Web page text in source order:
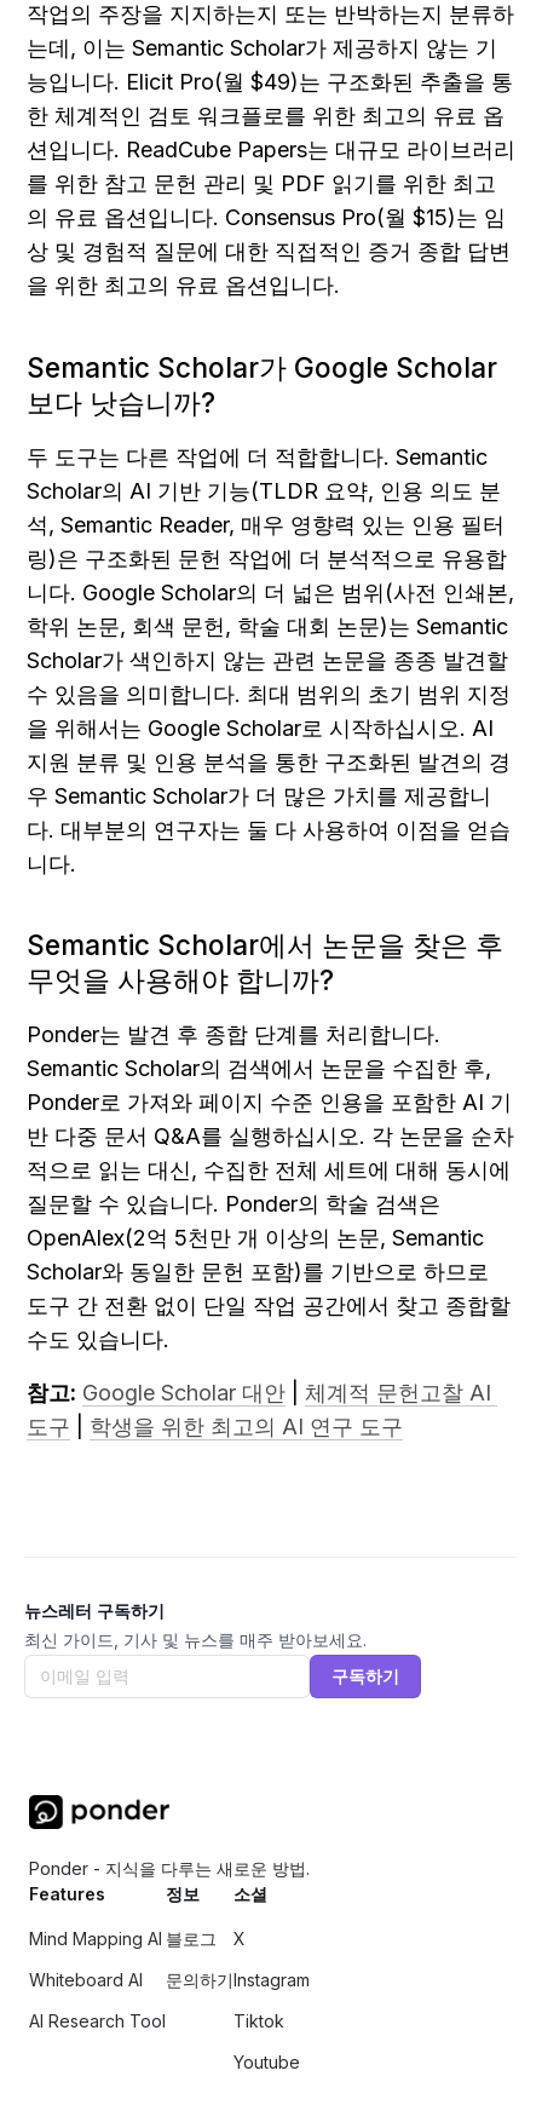
작업의 주장을 지지하는지 또는 반박하는지 분류하
는데, 이는 Semantic Scholar가 제공하지 않는 기
능입니다. Elicit Pro(월 $49)는 구조화된 추출을 통
한 체계적인 검토 워크플로를 위한 최고의 유료 옵
션입니다. ReadCube Papers는 대규모 라이브러리
를 위한 참고 문헌 관리 및 PDF 읽기를 위한 최고
의 유료 옵션입니다. Consensus Pro(월 $15)는 임
상 및 경험적 질문에 대한 직접적인 증거 종합 답변
을 위한 최고의 유료 옵션입니다.
Semantic Scholar가 Google Scholar
보다 낫습니까?
두 도구는 다른 작업에 더 적합합니다. Semantic
Scholar의 AI 기반 기능(TLDR 요약, 인용 의도 분
석, Semantic Reader, 매우 영향력 있는 인용 필터
링)은 구조화된 문헌 작업에 더 분석적으로 유용합
니다. Google Scholar의 더 넓은 범위(사전 인쇄본,
학위 논문, 회색 문헌, 학술 대회 논문)는 Semantic
Scholar가 색인하지 않는 관련 논문을 종종 발견할
수 있음을 의미합니다. 최대 범위의 초기 범위 지정
을 위해서는 Google Scholar로 시작하십시오. AI
지원 분류 및 인용 분석을 통한 구조화된 발견의 경
우 Semantic Scholar가 더 많은 가치를 제공합니
다. 대부분의 연구자는 둘 다 사용하여 이점을 얻습
니다.
Semantic Scholar에서 논문을 찾은 후
무엇을 사용해야 합니까?
Ponder는 발견 후 종합 단계를 처리합니다.
Semantic Scholar의 검색에서 논문을 수집한 후,
Ponder로 가져와 페이지 수준 인용을 포함한 AI 기
반 다중 문서 Q&A를 실행하십시오. 각 논문을 순차
적으로 읽는 대신, 수집한 전체 세트에 대해 동시에
질문할 수 있습니다. Ponder의 학술 검색은
OpenAlex(2억 5천만 개 이상의 논문, Semantic
Scholar와 동일한 문헌 포함)를 기반으로 하므로
도구 간 전환 없이 단일 작업 공간에서 찾고 종합할
수도 있습니다.
참고: Google Scholar 대안
체계적 문헌고찰 AI
도구
학생을 위한 최고의 AI 연구 도구
뉴스레터 구독하기
최신 가이드, 기사 및 뉴스를 매주 받아보세요.
구독하기
Ponder - 지식을 다루는 새로운 방법.
Features
Mind Mapping AI
Whiteboard AI
AI Research Tool
정보
블로그
문의하기
소셜
X
Instagram
Tiktok
Youtube